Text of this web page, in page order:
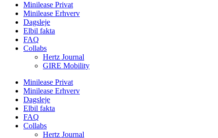
Minilease Privat
Minilease Erhverv
Dagsleje
Elbil fakta
FAQ
Collabs
Hertz Journal
GIRE Mobility
Minilease Privat
Minilease Erhverv
Dagsleje
Elbil fakta
FAQ
Collabs
Hertz Journal